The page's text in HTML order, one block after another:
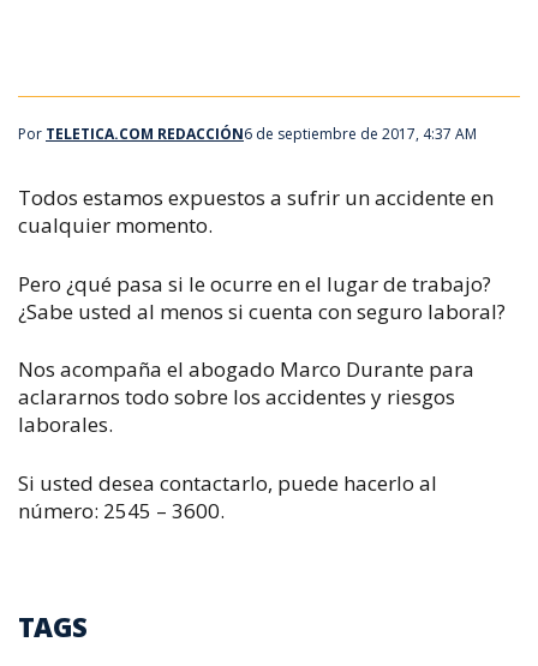
Por TELETICA.COM REDACCIÓN6 de septiembre de 2017, 4:37 AM
Todos estamos expuestos a sufrir un accidente en
cualquier momento.
Pero ¿qué pasa si le ocurre en el lugar de trabajo?
¿Sabe usted al menos si cuenta con seguro laboral?
Nos acompaña el abogado Marco Durante para
aclararnos todo sobre los accidentes y riesgos
laborales.
Si usted desea contactarlo, puede hacerlo al
número: 2545 – 3600.
TAGS